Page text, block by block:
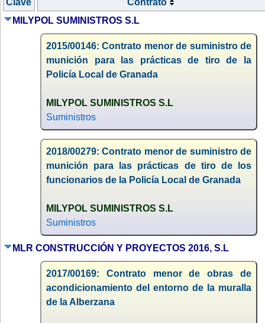
MILYPOL SUMINISTROS S.L
2015/00146: Contrato menor de suministro de
munición para las prácticas de tiro de la
Policía Local de Granada
MILYPOL SUMINISTROS S.L
Suministros
2018/00279: Contrato menor de suministro de
munición para las prácticas de tiro de los
funcionarios de la Policía Local de Granada
MILYPOL SUMINISTROS S.L
Suministros
MLR CONSTRUCCIÓN Y PROYECTOS 2016, S.L
2017/00169: Contrato menor de obras de
acondicionamiento del entorno de la muralla
de la Alberzana